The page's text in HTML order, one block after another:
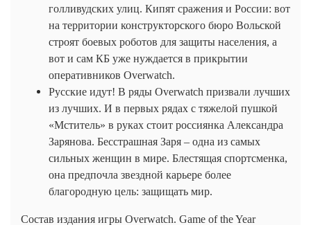
голливудских улиц. Кипят сражения и России: вот
на территории конструкторского бюро Вольской
строят боевых роботов для защиты населения, а
вот и сам КБ уже нуждается в прикрытии
оперативников Overwatch.
Русские идут! В ряды Overwatch призвали лучших
из лучших. И в первых рядах с тяжелой пушкой
«Мститель» в руках стоит россиянка Александра
Зарянова. Бесстрашная Заря – одна из самых
сильных женщин в мире. Блестящая спортсменка,
она предпочла звездной карьере более
благородную цель: защищать мир.
Состав издания игры Overwatch. Game of the Year